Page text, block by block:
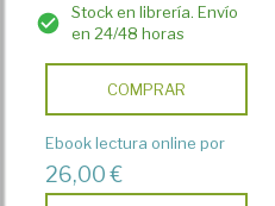
Stock en librería. Envío
en 24/48 horas
COMPRAR
Ebook lectura online por
26,00 €